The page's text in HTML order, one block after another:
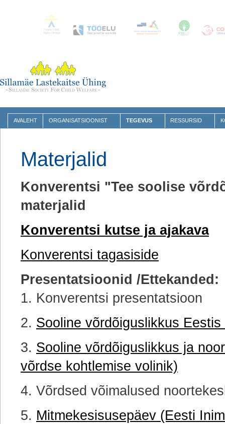
AVALEHT ORGANISATSIOONIST TEGEVUS RESSURSID
Materjalid
Konverentsi "Tee soolise
materjalid
Konverentsi kutse ja ajakava
Konverentsi tagasiside
Presentatsioonid /Ettekanded:
1. Konverentsi presentatsioon
2. Sooline võrdõiguslikkus
3. Sooline võrdõiguslikkus ja
võrdse kohtlemise volinik)
4. Võrdsed võimalused
5. Mitmekesisusepäev (Eesti